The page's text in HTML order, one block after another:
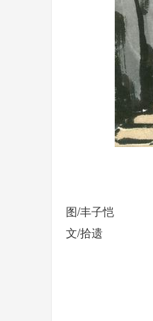
图/丰子恺
文/拾遗